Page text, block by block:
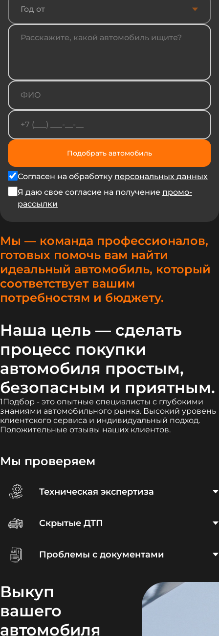
Год от
Подобрать автомобиль
Согласен на обработку персональных данных
Я даю свое согласие на получение промо-
рассылки
Мы — команда профессионалов,
готовых помочь вам найти
идеальный автомобиль, который
соответствует вашим
потребностям и бюджету.
Наша цель — сделать
процесс покупки
автомобиля простым,
безопасным и приятным.
1Подбор - это опытные специалисты с глубокими
знаниями автомобильного рынка. Высокий уровень
клиентского сервиса и индивидуальный подход.
Положительные отзывы наших клиентов.
Мы проверяем
Техническая экспертиза
Скрытые ДТП
Проблемы с документами
Выкуп
вашего
автомобиля